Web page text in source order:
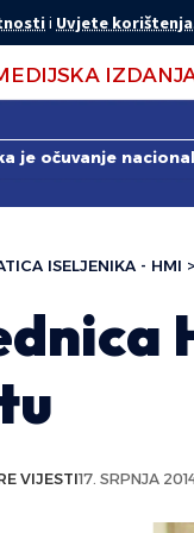
i Uvjete korištenja.
je očuvanje
ISELJENIKA - HMI >
VIJESTI17. SRPNJA